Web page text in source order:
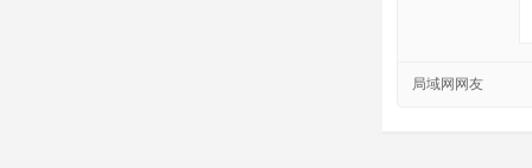
局域网网友